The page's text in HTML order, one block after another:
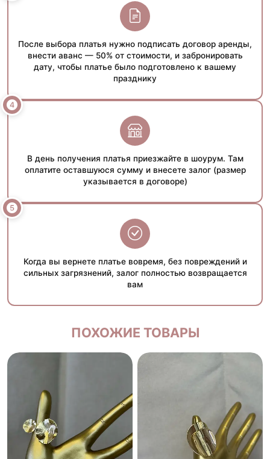
После выбора платья нужно подписать договор аренды,
внести аванс — 50% от стоимости, и забронировать
дату, чтобы платье было подготовлено к вашему
празднику
В день получения платья приезжайте в шоурум. Там
оплатите оставшуюся сумму и внесете залог (размер
указывается в договоре)
Когда вы вернете платье вовремя, без повреждений и
сильных загрязнений, залог полностью возвращается
вам
ПОХОЖИЕ ТОВАРЫ